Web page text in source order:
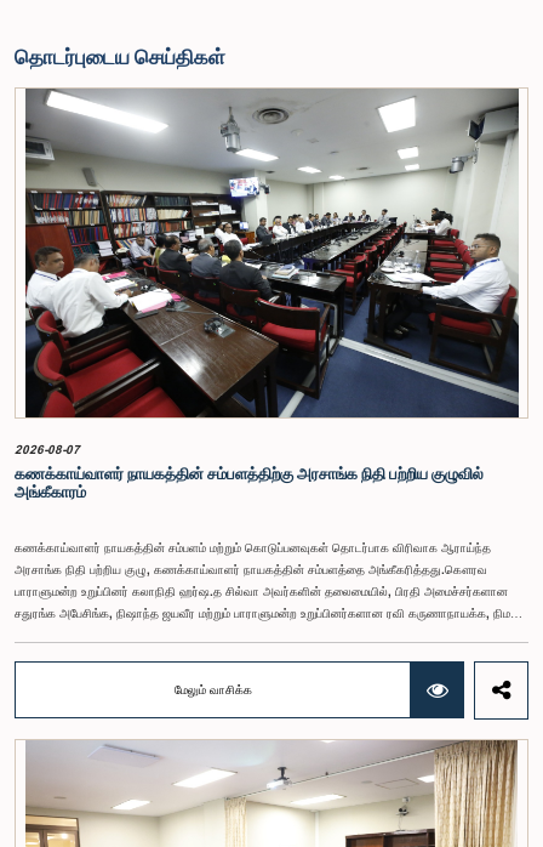
தொடர்புடைய செய்திகள்
2026-08-07
கணக்காய்வாளர் நாயகத்தின் சம்பளத்திற்கு அரசாங்க நிதி பற்றிய குழுவில்
அங்கீகாரம்
கணக்காய்வாளர் நாயகத்தின் சம்பளம் மற்றும் கொடுப்பனவுகள் தொடர்பாக விரிவாக ஆராய்ந்த
அரசாங்க நிதி பற்றிய குழு, கணக்காய்வாளர் நாயகத்தின் சம்பளத்தை அங்கீகரித்தது.கௌரவ
பாராளுமன்ற உறுப்பினர் கலாநிதி ஹர்ஷ.த சில்வா அவர்களின் தலைமையில், பிரதி அமைச்சர்களான
சதுரங்க அபேசிங்க, நிஷாந்த ஜயவீர மற்றும் பாராளுமன்ற உறுப்பினர்களான ரவி கருணாநாயக்க, நிமல்
நிதி பற்றிய குழுக் கூட்டத்திலேயே இந்த அங்கீகாரம் வழங்கப்பட்டது.இலங்கை ஜனநாயக சோசலிசக்
குடியரசின் அரசியலமைப்பின் 153(2) ஆம் உறுப்புரையின் பிரகாரம், கணக்காய்வாளர் நாயகத்தின்
சம்பளம் தொடர்பான பிரேரணை குழுவின் கவனத்திற்கு கொண்டு வரப்பட்டது.இதன்போது,
கணக்காய்வாளர் நாயகத்தின் பொறுப்புகள், அரச நிதி மேற்பார்வை மற்றும் கணக்காய்வுத் துறையின்
சுயாதீனத் தன்மை உள்ளிட்ட விடயங்களை கருத்தில் கொண்டு, சம்பள மட்டம் தொடர்பாக குழுத்
தலைவர் உள்ளிட்ட உறுப்பினர்கள் தமது கருத்துகளையும் பரிந்துரைகளையும் முன்வைத்தனர்.மேலும்,
அரசியலமைப்பின் 170 ஆம் உறுப்புரையின் பிரகாரம், கணக்காய்வாளர் நாயகம் ஒரு அரசாங்க ஊழியர்
அல்ல என்பதையும், நடைமுறையில் உள்ள அரசாங்க சம்பள அளவுகோலுக்கு வெளியே இப்பதவிக்கான
மேலும் வாசிக்க